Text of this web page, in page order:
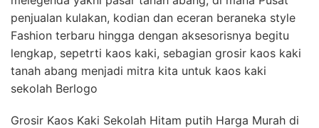
penjualan kulakan, kodian dan eceran beraneka style
Fashion terbaru hingga dengan aksesorisnya begitu
lengkap, sepetrti kaos kaki, sebagian grosir kaos kaki
tanah abang menjadi mitra kita untuk kaos kaki
sekolah Berlogo
Grosir Kaos Kaki Sekolah Hitam putih Harga Murah di